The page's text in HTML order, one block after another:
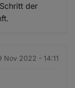
der
Nov 2022 - 14:11